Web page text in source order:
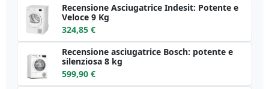
Recensione Asciugatrice Indesit: Potente e
Veloce 9 Kg
324,85 €
Recensione asciugatrice Bosch: potente e
silenziosa 8 kg
599,90 €